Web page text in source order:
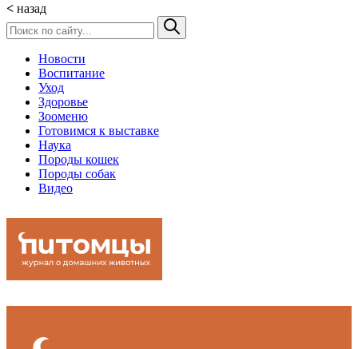
< назад
Новости
Воспитание
Уход
Здоровье
Зооменю
Готовимся к выставке
Наука
Породы кошек
Породы собак
Видео